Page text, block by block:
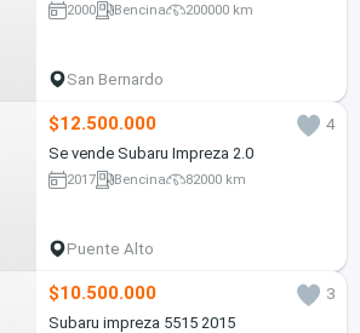
2000 Bencina 200000 km
San Bernardo
$12.500.000
4
Se vende Subaru Impreza 2.0
2017 Bencina 82000 km
Puente Alto
$10.500.000
3
Subaru impreza 5515 2015